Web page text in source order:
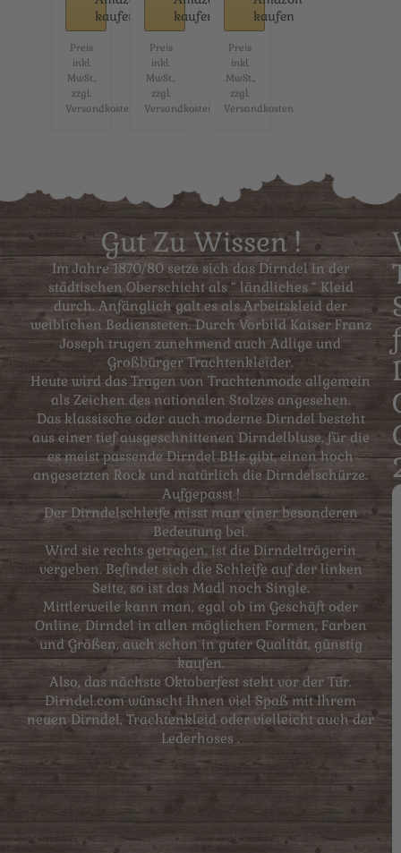
kaufen
Preis
inkl.
MwSt.,
zzgl.
Versandkosten
Exkl
er...
kaufen
Preis
inkl.
MwSt.,
zzgl.
Versandkosten
kaufen
Preis
inkl.
MwSt.,
zzgl.
Versandkosten
Gut Zu Wissen !
Im Jahre 1870/80 setze sich das Dirndel in der
städtischen Oberschicht als “ ländliches “ Kleid
durch. Anfänglich galt es als Arbeitskleid der
weiblichen Bediensteten. Durch Vorbild Kaiser Franz
Joseph trugen zunehmend auch Adlige und
Großbürger Trachtenkleider.
Heute wird das Tragen von Trachtenmode allgemein
als Zeichen des nationalen Stolzes angesehen.
Das klassische oder auch moderne Dirndel besteht
aus einer tief ausgeschnittenen Dirndelbluse, für die
es meist passende Dirndel BHs gibt, einen hoch
angesetzten Rock und natürlich die Dirndelschürze.
Aufgepasst !
Der Dirndelschleife misst man einer besonderen
Bedeutung bei.
Wird sie rechts getragen, ist die Dirndelträgerin
vergeben. Befindet sich die Schleife auf der linken
Seite, so ist das Madl noch Single.
Mittlerweile kann man, egal ob im Geschäft oder
Online, Dirndel in allen möglichen Formen, Farben
und Größen, auch schon in guter Qualität, günstig
kaufen.
Also, das nächste Oktoberfest steht vor der Tür.
Dirndel.com wünscht Ihnen viel Spaß mit Ihrem
neuen Dirndel, Trachtenkleid oder vielleicht auch der
Lederhoses .